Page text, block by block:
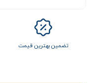
تضمین بهترین قیمت